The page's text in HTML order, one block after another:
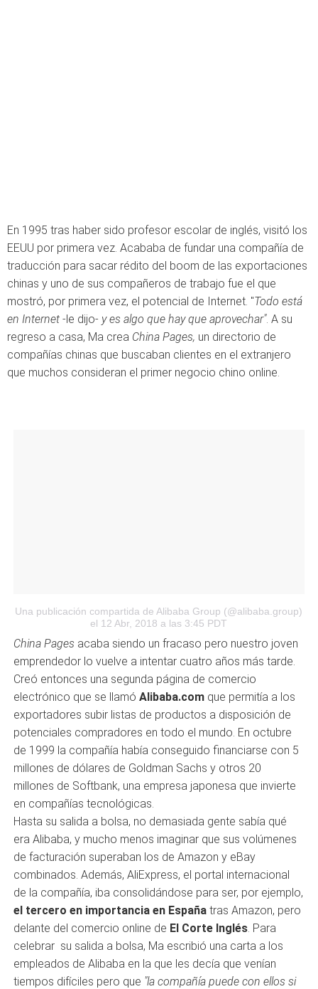
En 1995 tras haber sido profesor escolar de inglés, visitó los
EEUU por primera vez. Acababa de fundar una compañía de
traducción para sacar rédito del boom de las exportaciones
chinas y uno de sus compañeros de trabajo fue el que
mostró, por primera vez, el potencial de Internet. "Todo está
en Internet -le dijo- y es algo que hay que aprovechar". A su
regreso a casa, Ma crea China Pages, un directorio de
compañías chinas que buscaban clientes en el extranjero
que muchos consideran el primer negocio chino online.
Una publicación compartida de Alibaba Group (@alibaba.group)
el 12 Abr, 2018 a las 3:45 PDT
China Pages acaba siendo un fracaso pero nuestro joven
emprendedor lo vuelve a intentar cuatro años más tarde.
Creó entonces una segunda página de comercio
electrónico que se llamó Alibaba.com que permitía a los
exportadores subir listas de productos a disposición de
potenciales compradores en todo el mundo. En octubre
de 1999 la compañía había conseguido financiarse con 5
millones de dólares de Goldman Sachs y otros 20
millones de Softbank, una empresa japonesa que invierte
en compañías tecnológicas.
Hasta su salida a bolsa, no demasiada gente sabía qué
era Alibaba, y mucho menos imaginar que sus volúmenes
de facturación superaban los de Amazon y eBay
combinados. Además, AliExpress, el portal internacional
de la compañía, iba consolidándose para ser, por ejemplo,
el tercero en importancia en España tras Amazon, pero
delante del comercio online de El Corte Inglés . Para
celebrar su salida a bolsa, Ma escribió una carta a los
empleados de Alibaba en la que les decía que venían
tiempos difíciles pero que "la compañía puede con ellos si